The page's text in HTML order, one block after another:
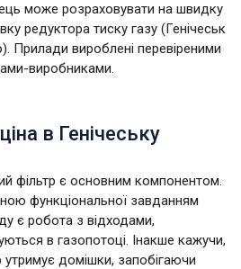
може розраховувати на швидку
редуктора тиску газу (Генічеськ
Прилади вироблені перевіреними
виробниками.
в Генічеську
фільтр є основним компонентом.
функціональної завданням
є робота з відходами,
в газопотоці. Інакше кажучи,
утримує домішки, запобігаючи